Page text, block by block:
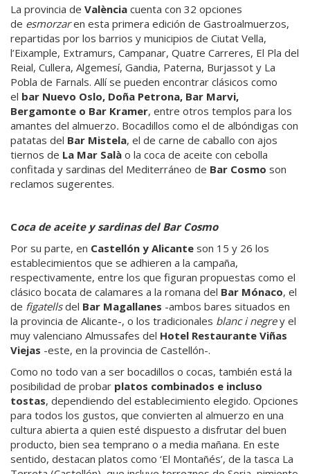
La provincia de València cuenta con 32 opciones
de esmorzaren esta primera edición de Gastroalmuerzos,
repartidas por los barrios y municipios de Ciutat Vella,
l’Eixample, Extramurs, Campanar, Quatre Carreres, El Pla del
Reial, Cullera, Algemesí, Gandia, Paterna, Burjassot y La
Pobla de Farnals. Allí se pueden encontrar clásicos como
el bar Nuevo Oslo, Doña Petrona, Bar Marvi,
Bergamonte o Bar Kramer, entre otros templos para los
amantes del almuerzo. Bocadillos como el de albóndigas con
patatas del Bar Mistela, el de carne de caballo con ajos
tiernos de La Mar Salà o la coca de aceite con cebolla
confitada y sardinas del Mediterráneo de Bar Cosmo son
reclamos sugerentes.
Coca de aceite y sardinas del Bar Cosmo
Por su parte, en Castellón y Alicante son 15 y 26 los
establecimientos que se adhieren a la campaña,
respectivamente, entre los que figuran propuestas como el
clásico bocata de calamares a la romana del Bar Mónaco, el
de figatellsdel Bar Magallanes -ambos bares situados en
la provincia de Alicante-, o los tradicionales blanc i negrey el
muy valenciano Almussafes del Hotel Restaurante Viñas
Viejas -este, en la provincia de Castellón-.
Como no todo van a ser bocadillos o cocas, también está la
posibilidad de probar platos combinados e incluso
tostas, dependiendo del establecimiento elegido. Opciones
para todos los gustos, que convierten al almuerzo en una
cultura abierta a quien esté dispuesto a disfrutar del buen
producto, bien sea temprano o a media mañana. En este
sentido, destacan platos como ‘El Montañés’, de la tasca La